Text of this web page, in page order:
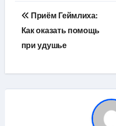
Навигация
по
записям
Приём Геймлиха:
Как оказать помощь
при удушье